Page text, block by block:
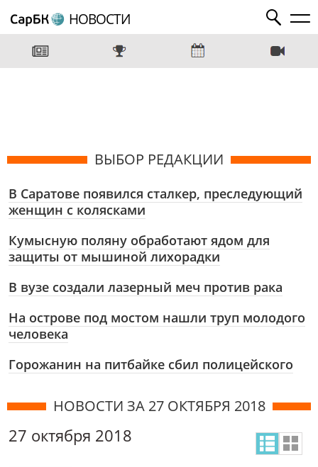
НОВОСТИ
ВЫБОР РЕДАКЦИИ
В Саратове появился сталкер, преследующий
женщин с колясками
Кумысную поляну обработают ядом для
защиты от мышиной лихорадки
В вузе создали лазерный меч против рака
На острове под мостом нашли труп молодого
человека
Горожанин на питбайке сбил полицейского
НОВОСТИ ЗА 27 ОКТЯБРЯ 2018
27 октября 2018